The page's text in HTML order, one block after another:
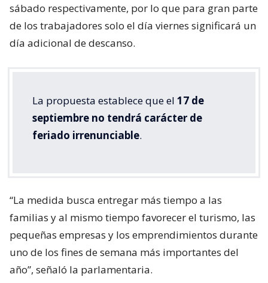
sábado respectivamente, por lo que para gran parte
de los trabajadores solo el día viernes significará un
día adicional de descanso.
La propuesta establece que el 17 de
septiembre no tendrá carácter de
feriado irrenunciable.
“La medida busca entregar más tiempo a las
familias y al mismo tiempo favorecer el turismo, las
pequeñas empresas y los emprendimientos durante
uno de los fines de semana más importantes del
año”, señaló la parlamentaria.